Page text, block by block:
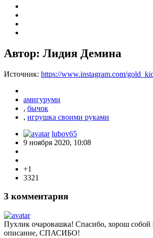
Автор: Лидия Демина
Источник: https://www.instagram.com/
амигуруми
, бычок
, игрушка своими руками
lubov65
9 ноября 2020, 10:08
+1
3321
3 комментария
Пухлик очаровашка! Спасибо, хорош собой
описание, СПАСИБО!